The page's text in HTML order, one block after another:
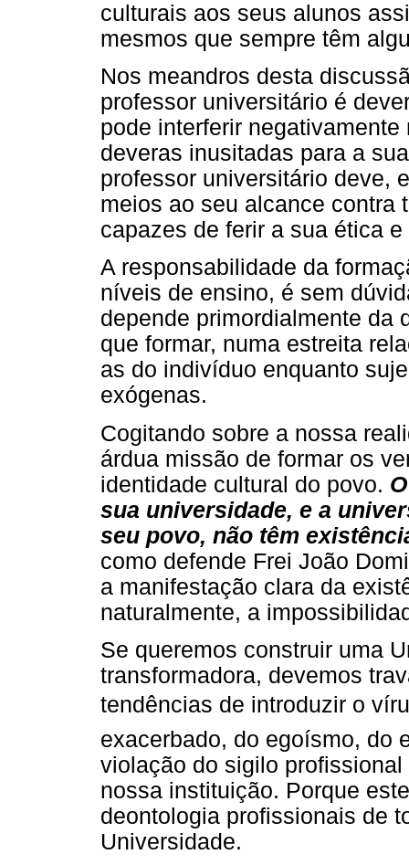
culturais aos seus alunos
mesmos que sempre têm
Nos meandros desta
professor universitário é
pode interferir
deveras inusitadas para a
professor universitário deve,
meios ao seu alcance contra
capazes de ferir a sua ética
A responsabilidade da
níveis de ensino, é sem
depende primordialmente da
que formar, numa estreita
as do indivíduo enquanto
exógenas.
Cogitando sobre a nossa
árdua missão de formar os
identidade cultural do povo.
sua universidade, e a
seu povo, não têm
como defende Frei João
a manifestação clara da
naturalmente, a
Se queremos construir uma
transformadora, devemos
tendências de introduzir o
exacerbado, do egoísmo, do
violação do sigilo
nossa instituição. Porque
deontologia profissionais de
Universidade.